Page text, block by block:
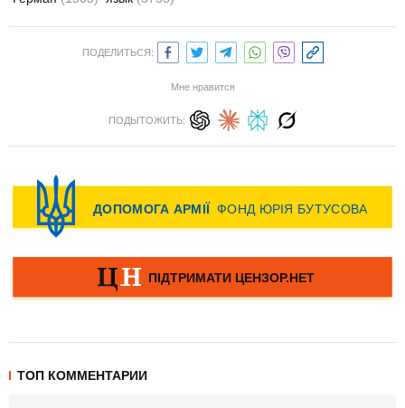
ПОДЕЛИТЬСЯ:
Мне нравится
ПОДЫТОЖИТЬ:
ТОП КОММЕНТАРИИ